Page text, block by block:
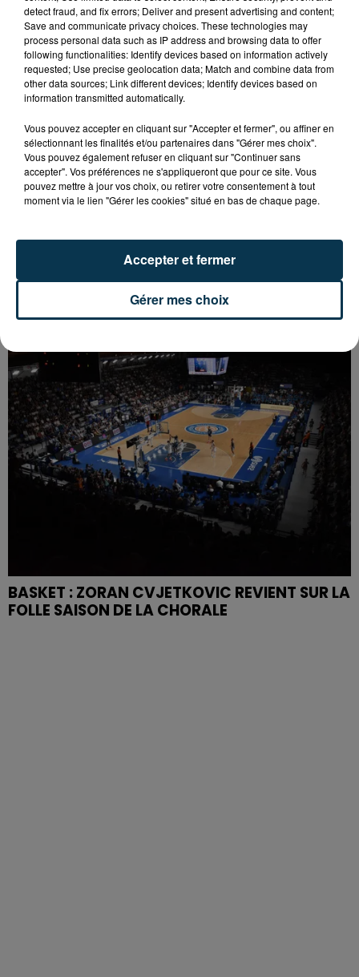
BASKET : LA CHORALE MAITRE DU DERBY DE LA
BASKET : ZORAN CVJETKOVIC REVIENT SUR LA
FOLLE SAISON DE LA CHORALE
detect fraud, and fix errors; Deliver and present advertising and content;
Save and communicate privacy choices. These technologies may
process personal data such as IP address and browsing data to offer
following functionalities: Identify devices based on information actively
requested; Use precise geolocation data; Match and combine data from
other data sources; Link different devices; Identify devices based on
information transmitted automatically.
Vous pouvez accepter en cliquant sur "Accepter et fermer", ou affiner en
sélectionnant les finalités et/ou partenaires dans "Gérer mes choix".
Vous pouvez également refuser en cliquant sur "Continuer sans
accepter". Vos préférences ne s'appliqueront que pour ce site. Vous
pouvez mettre à jour vos choix, ou retirer votre consentement à tout
moment via le lien "Gérer les cookies" situé en bas de chaque page.
Gérer mes choix
Accepter et fermer